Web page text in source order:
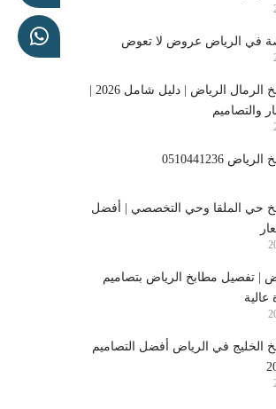
في الرياض عروض لا تعوض
والتصاميم
0510441236
حي الملقا وحي التخصصي | أفضل
| تفصيل مطابخ الرياض بتصاميم
عالية
الخليج في الرياض أفضل التصاميم